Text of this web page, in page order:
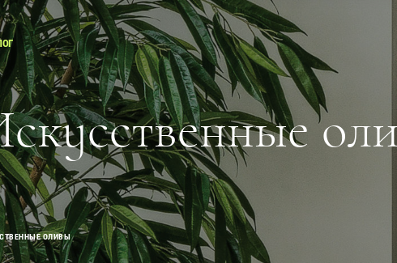
ОЛИВЫ